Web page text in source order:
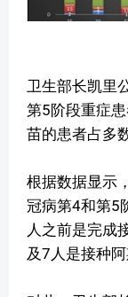
卫生部长凯里
第5阶段重症
苗的患者占多数
根据数据显示
冠病第4和第5
人之前是完成
及7人是接种阿